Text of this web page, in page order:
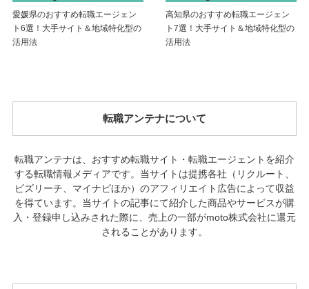
愛媛県のおすすめ転職エージェン
ト6選！大手サイト＆地域特化型の
活用法
高知県のおすすめ転職エージェン
ト7選！大手サイト＆地域特化型の
活用法
転職アンテナについて
転職アンテナは、おすすめ転職サイト・転職エージェントを紹介
する転職情報メディアです。当サイトは提携各社（リクルート、
ビズリーチ、マイナビほか）のアフィリエイト広告によって収益
を得ています。当サイトの記事にて紹介した商品やサービスが購
入・登録申し込みされた際に、売上の一部がmoto株式会社に還元
されることがあります。